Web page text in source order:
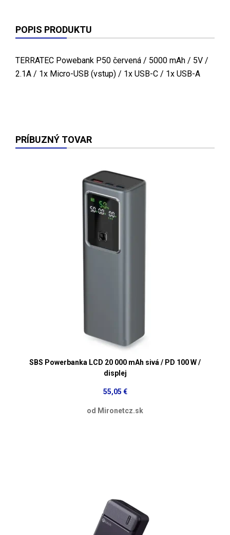
POPIS PRODUKTU
TERRATEC Powebank P50 červená / 5000 mAh / 5V /
2.1A / 1x Micro-USB (vstup) / 1x USB-C / 1x USB-A
PRÍBUZNÝ TOVAR
SBS Powerbanka LCD 20 000 mAh sivá / PD 100 W /
displej
55,05 €
od Mironetcz.sk